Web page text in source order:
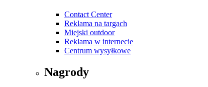
Contact Center
Reklama na targach
Miejski outdoor
Reklama w internecie
Centrum wysyłkowe
Nagrody